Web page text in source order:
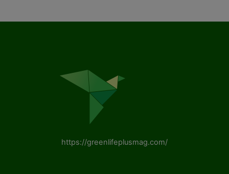
https://greenlifeplusmag.com/